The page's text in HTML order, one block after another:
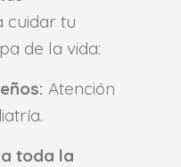
cuidar tu
de la vida:
Atención
toda la